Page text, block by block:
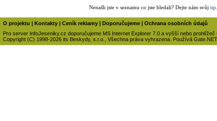
Nenašli jste v seznamu co jste hledali? Dejte nám svůj tip
O projektu | Kontakty | Ceník reklamy | Doporučujeme | Ochrana osobních údajů
Pro server InfoJeseniky.cz doporučujeme MS Internet Explorer 7.0 a vyšší nebo prohlížeč
Copyright (C) 1998-2026 its Beskydy, s.r.o., Všechna práva vyhrazena. Používá